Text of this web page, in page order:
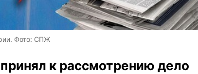
Фото: СПЖ
к рассмотрению дело